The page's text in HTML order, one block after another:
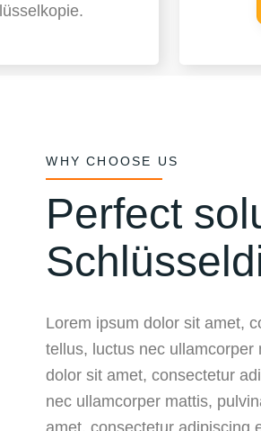
WHY CHOOSE US
Perfect
Lorem ipsum dolor sit amet,
tellus, luctus nec
dolor sit amet, consectetur
nec ullamcorper mattis,
amet, consectetur adipiscing